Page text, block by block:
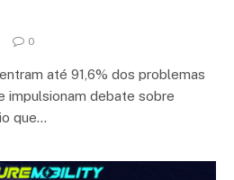
0
até 91,6% dos problemas
impulsionam debate sobre
que…